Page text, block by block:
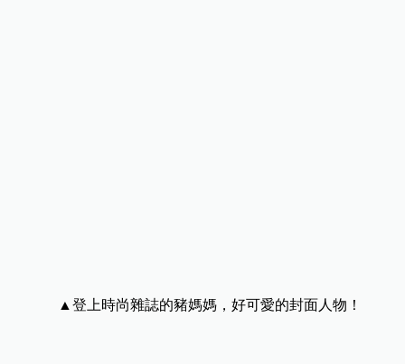
▲登上時尚雜誌的豬媽媽，好可愛的封面人物！